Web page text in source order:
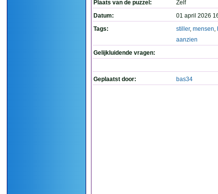
Plaats van de puzzel:
Zelf
Datum:
01 april 2026
Tags:
stiller, mensen,
aanzien
Gelijkluidende vragen:
Geplaatst door: bas34